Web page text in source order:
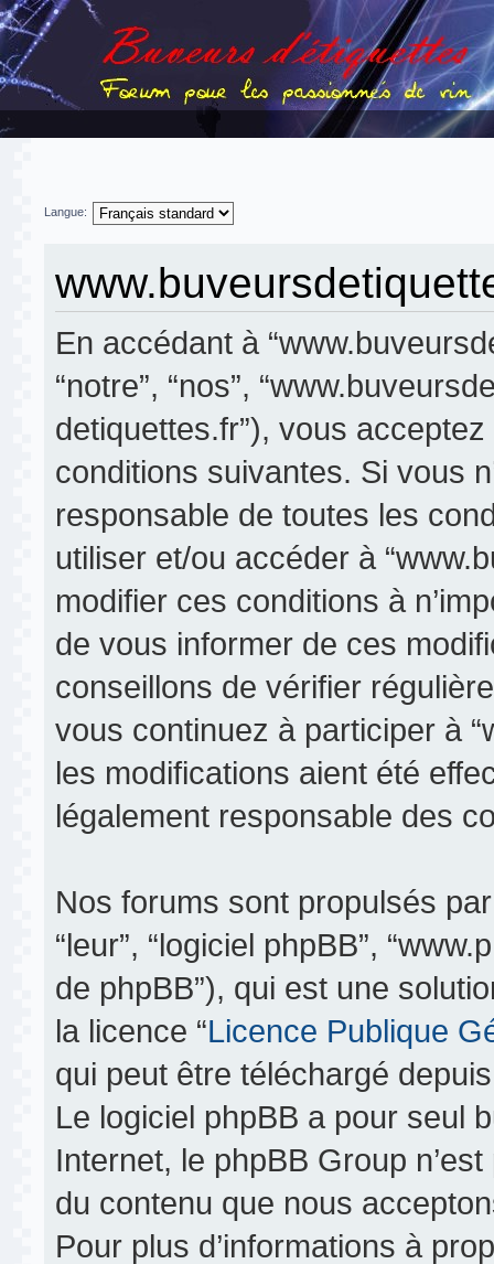
Langue:
En accédant à
“notre”, “nos”,
detiquettes.fr”), vous
conditions suivantes. Si vous
responsable de toutes les
utiliser et/ou accéder à
modifier ces conditions à
de vous informer de ces
conseillons de vérifier
vous continuez à participer à
les modifications aient été
légalement responsable des
Nos forums sont propulsés
“leur”, “logiciel phpBB”,
de phpBB”), qui est une
la licence “Licence Publique
qui peut être téléchargé
Le logiciel phpBB a pour seul
Internet, le phpBB Group
du contenu que nous
Pour plus d’informations à